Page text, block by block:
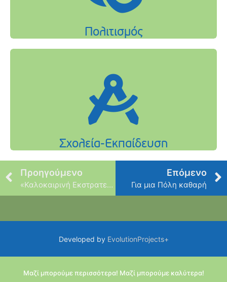
Προηγούμενο
«Καλοκαιρινή Εκστρατεία Ανάγνωσης»
Επόμενο
Για μια Πόλη καθαρή
Developed by EvolutionProjects+
Μαζί μπορούμε περισσότερα! Μαζί μπορούμε καλύτερα!